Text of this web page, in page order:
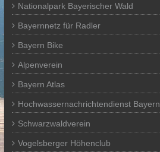
Nationalpark Bayerischer Wald
Bayernnetz für Radler
Bayern Bike
Alpenverein
Bayern Atlas
Hochwassernachrichtendienst Bayern
Schwarzwaldverein
Vogelsberger Höhenclub